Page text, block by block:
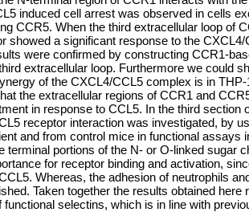
induced cell arrest was observed in cells
CCR5. When the third extracellular loop of
showed a significant response to the
were confirmed by constructing CCR1-
extracellular loop. Furthermore we could
of the CXCL4/CCL5 complex is in
the extracellular regions of CCR1 and
in response to CCL5. In the third section
receptor interaction was investigated, by
and from control mice in functional assays
terminal portions of the N- or O-linked sugar
for receptor binding and activation,
Whereas, the adhesion of neutrophils
Taken together the results obtained
functional selectins, which is in line with